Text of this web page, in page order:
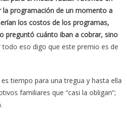
la programación de un momento a
los costos de los programas,
preguntó cuánto iban a cobrar, sino
todo eso digo que este premio es de
tiempo para una tregua y hasta ella
familiares que “casi la obligan”;